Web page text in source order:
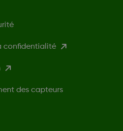
confidentialité
des capteurs